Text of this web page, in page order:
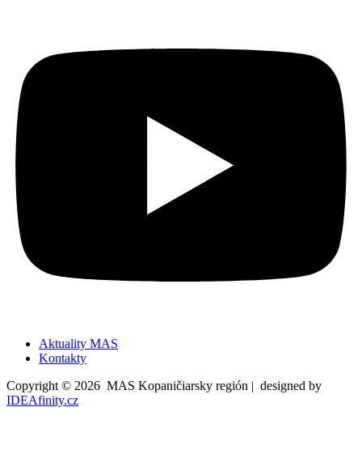
Aktuality MAS
Kontakty
Copyright © 2026 MAS Kopaničiarsky región | designed by
IDEAfinity.cz